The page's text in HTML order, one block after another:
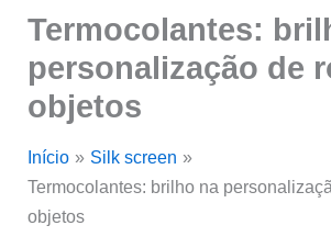
Termocolantes:
personalização de
objetos
Início
Silk screen
Termocolantes: brilho na
objetos